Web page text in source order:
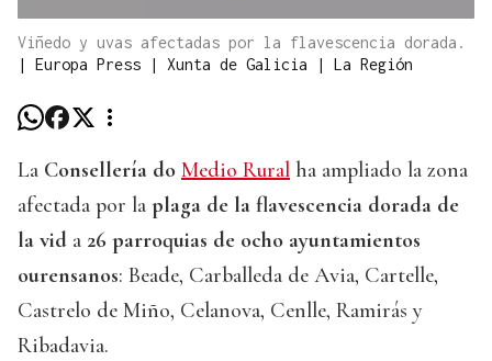
Viñedo y uvas afectadas por la flavescencia dorada.
| Europa Press | Xunta de Galicia | La Región
La Consellería do Medio Rural ha ampliado la zona
afectada por la plaga de la flavescencia dorada de
la vid a 26 parroquias de ocho ayuntamientos
ourensanos: Beade, Carballeda de Avia, Cartelle,
Castrelo de Miño, Celanova, Cenlle, Ramirás y
Ribadavia.